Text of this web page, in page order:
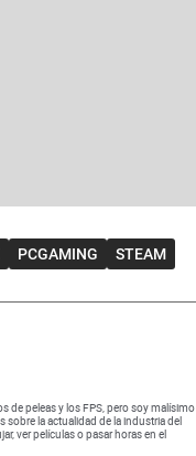
PCGAMING STEAM
de peleas y los FPS, pero soy malísimo
sobre la actualidad de la industria del
ver películas o pasar horas en el